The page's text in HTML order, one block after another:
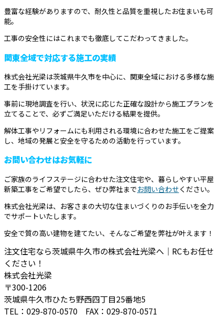
豊富な経験がありますので、耐久性と品質を重視したお住まいも可
能。
工事の安全性にはこれまでも徹底してこだわってきました。
関東全域で対応する施工の実績
株式会社光梁は茨城県牛久市を中心に、関東全域における多様な施
工を手掛けています。
事前に現地調査を行い、状況に応じた正確な設計から施工プランを
立てることで、必ずご満足いただける結果を提供。
解体工事やリフォームにも利用される環境に合わせた施工をご提案
し、地域の発展と安全を守るための活動を行っています。
お問い合わせはお気軽に
ご家族のライフステージに合わせた注文住宅や、暮らしやすい平屋
新築工事をご希望でしたら、ぜひ弊社までお問い合わせ ください。
株式会社光梁は、お客さまの大切な住まいづくりのお手伝いを全力
でサポートいたします。
安全で質の高い建物を建てたい、そんなご希望を弊社が叶えます！
注文住宅なら茨城県牛久市の株式会社光梁へ｜RCもお任せ
ください！
株式会社光梁
〒300-1206
茨城県牛久市ひたち野西四丁目25番地5
TEL：029-870-0570 FAX：029-870-0571